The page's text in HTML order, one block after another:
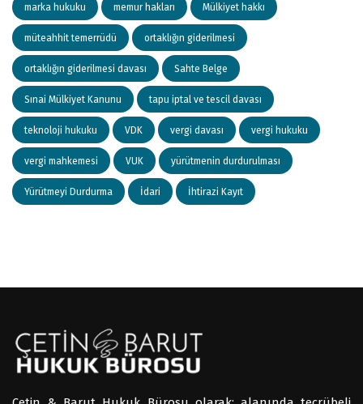
marka hukuku memur hakları Mülkiyet hakkı
müteahhit temerrüdü ortaklığın giderilmesi
ortaklığın giderilmesi davası Sahte Belge
Sınai Mülkiyet Kanunu tapu iptal ve tescil davası
teknoloji hukuku VDK vergi davası vergi hukuku
vergi mahkemesi VUK yürütmenin durdurulması
Yürütmeyi Durdurma İdari İhtirazi Kayıt